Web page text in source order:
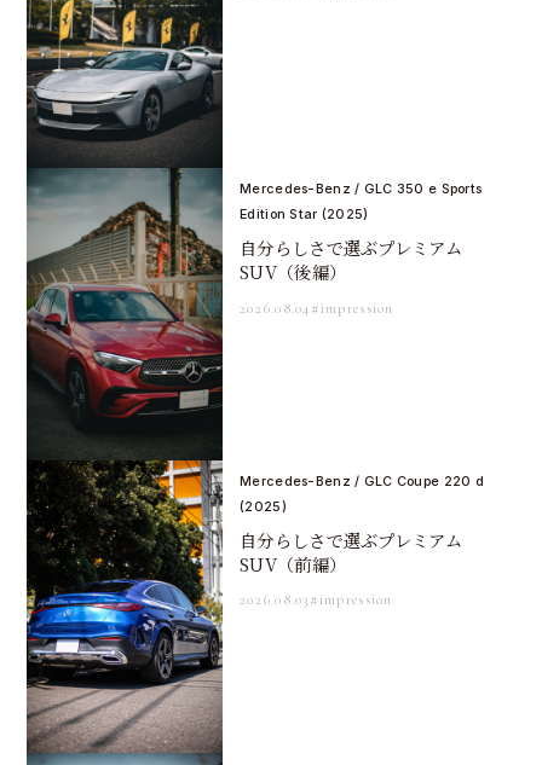
Mercedes-Benz / GLC 350 e Sports
Edition Star (2025)
自分らしさで選ぶプレミアム
SUV（後編）
2026.08.04#impression
Mercedes-Benz / GLC Coupe 220 d
(2025)
自分らしさで選ぶプレミアム
SUV（前編）
2026.08.03#impression